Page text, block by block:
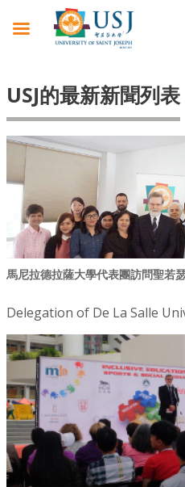
USJ的最新新聞列表
馬尼拉德拉薩大學代表團訪問聖若
Delegation of De La Salle